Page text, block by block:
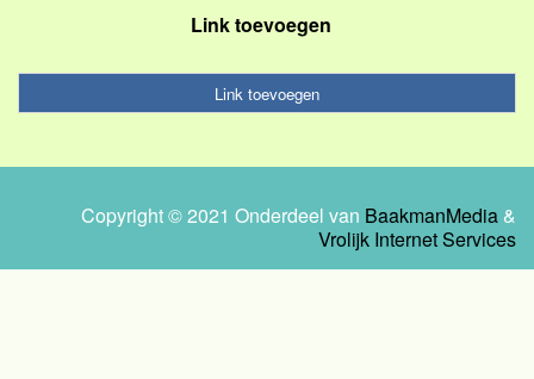
Link toevoegen
Link toevoegen
Copyright © 2021 Onderdeel van BaakmanMedia &
Vrolijk Internet Services